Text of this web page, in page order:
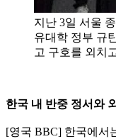
지난 3일 서울
유대학 정부 규
고 구호를 외치
한국 내 반중 정서와
[영국 BBC] 한국에서